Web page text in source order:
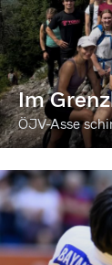
Im
ÖJV-Asse